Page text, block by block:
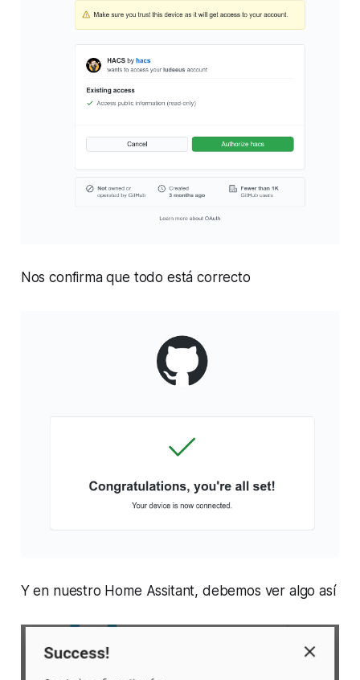
Nos confirma que todo está correcto
Y en nuestro Home Assitant, debemos ver algo así